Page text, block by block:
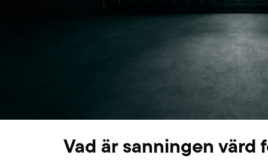
Vad är sanningen värd